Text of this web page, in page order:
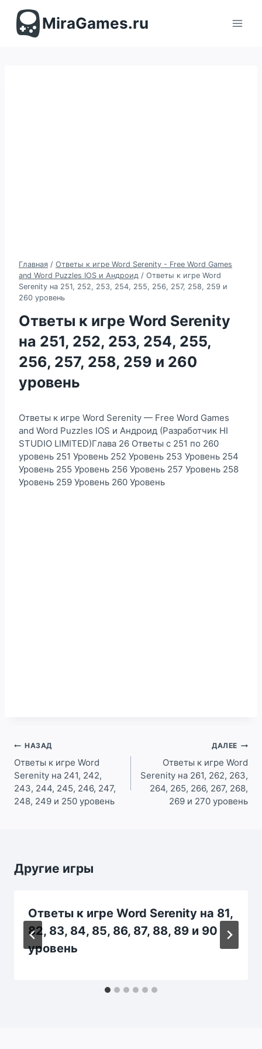
содержимомуMiraGames.ru
Главная / Ответы к игре Word Serenity - Free Word Games
and Word Puzzles IOS и Андроид / Ответы к игре Word
Serenity на 251, 252, 253, 254, 255, 256, 257, 258, 259 и
260 уровень
Ответы к игре Word Serenity
на 251, 252, 253, 254, 255,
256, 257, 258, 259 и 260
уровень
Ответы к игре Word Serenity — Free Word Games
and Word Puzzles IOS и Андроид (Разработчик HI
STUDIO LIMITED)Глава 26 Ответы с 251 по 260
уровень 251 Уровень 252 Уровень 253 Уровень 254
Уровень 255 Уровень 256 Уровень 257 Уровень 258
Уровень 259 Уровень 260 Уровень
Навигация
по
записям
НАЗАД
Ответы к игре Word
Serenity на 241, 242,
243, 244, 245, 246, 247,
248, 249 и 250 уровень
ДАЛЕЕ
Ответы к игре Word
Serenity на 261, 262, 263,
264, 265, 266, 267, 268,
269 и 270 уровень
Другие игры
Ответы к игре Word Serenity на 81,
82, 83, 84, 85, 86, 87, 88, 89 и 90
уровень